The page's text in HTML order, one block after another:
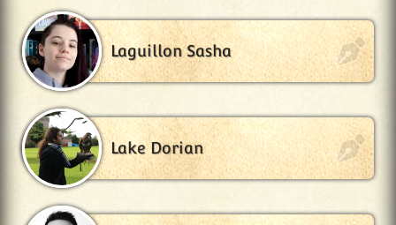
Laguillon Sasha
Lake Dorian